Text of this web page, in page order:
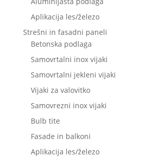
Aplikacija les/železo
Strešni in fasadni paneli
Betonska podlaga
Samovrtalni inox vijaki
Samovrtalni jekleni vijaki
Vijaki za valovitko
Samovrezni inox vijaki
Bulb tite
Fasade in balkoni
Aplikacija les/železo